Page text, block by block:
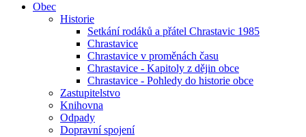
Obec
Historie
Setkání rodáků a přátel Chrastavic 1985
Chrastavice
Chrastavice v proměnách času
Chrastavice - Kapitoly z dějin obce
Chrastavice - Pohledy do historie obce
Zastupitelstvo
Knihovna
Odpady
Dopravní spojení